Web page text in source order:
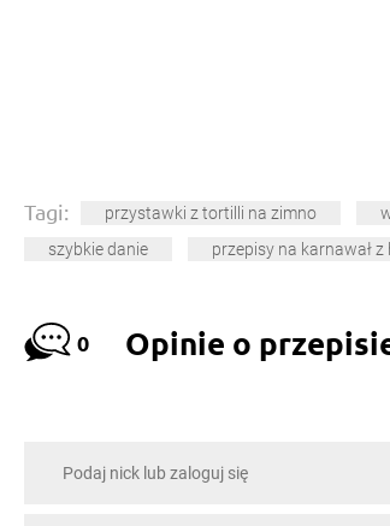
Tagi: przystawki z tortilli na zimno
szybkie danie
przepisy na karnawał z
0 Opinie o